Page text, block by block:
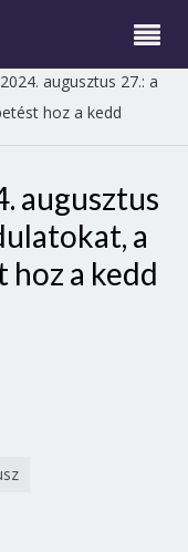
augusztus 27.: a
hoz a kedd
augusztus
a
a kedd